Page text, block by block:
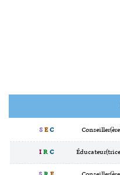
SEC
IRC